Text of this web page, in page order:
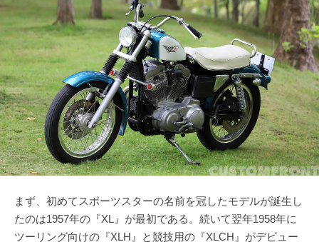
まず、初めてスポーツスターの名前を冠したモデルが誕生し
たのは1957年の『XL』が最初である。続いて翌年1958年に
ツーリング向けの『XLH』と競技用の『XLCH』がデビュー